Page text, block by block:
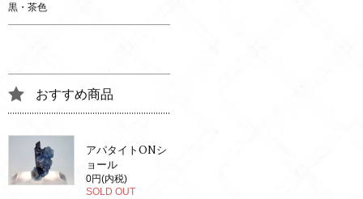
黒・茶色
おすすめ商品
アパタイトONシ
ョール
0円(内税)
SOLD OUT